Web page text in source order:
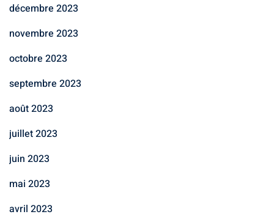
décembre 2023
novembre 2023
octobre 2023
septembre 2023
août 2023
juillet 2023
juin 2023
mai 2023
avril 2023